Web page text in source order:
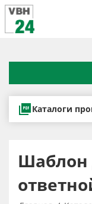
Каталоги
Шаблон